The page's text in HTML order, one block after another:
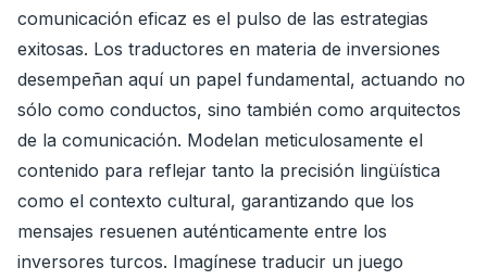
comunicación eficaz es el pulso de las estrategias
exitosas. Los traductores en materia de inversiones
desempeñan aquí un papel fundamental, actuando no
sólo como conductos, sino también como arquitectos
de la comunicación. Modelan meticulosamente el
contenido para reflejar tanto la precisión lingüística
como el contexto cultural, garantizando que los
mensajes resuenen auténticamente entre los
inversores turcos. Imagínese traducir un juego